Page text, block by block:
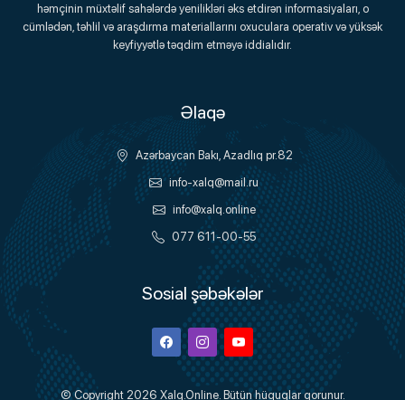
Onlayn Platforma
həmçinin müxtəlif sahələrdə yenilikləri əks etdirən informasiyaları, o
cümlədən, təhlil və araşdırma materiallarını oxuculara operativ və yüksək
keyfiyyətlə təqdim etməyə iddialıdır.
Əlaqə
Azərbaycan Bakı, Azadlıq pr.82
info-xalq@mail.ru
info@xalq.online
077 611-00-55
Sosial şəbəkələr
FacebookInstagramYoutube
© Copyright 2026 Xalq.Online. Bütün hüquqlar qorunur.